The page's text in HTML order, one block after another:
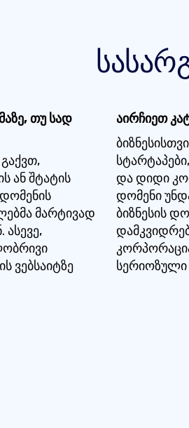
თუ სად
ან შტატის
მარტივად
ვებსაიტზე
აირჩიეთ
და დიდი
დომენი
ბიზნესის
სერიოზული